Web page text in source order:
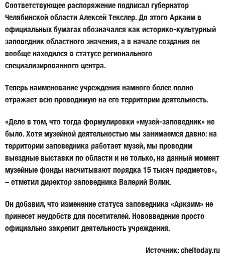
Соответствующее распоряжение подписал губернатор
Челябинской области Алексей Текслер. До этого Аркаим в
официальных бумагах обозначался как историко-культурный
заповедник областного значения, а в начале создания он
вообще находился в статусе регионального
специализированного центра.
Теперь наименование учреждения намного более полно
отражает всю проводимую на его территории деятельность.
«Дело в том, что тогда формулировки «музей-заповедник» не
было. Хотя музейной деятельностью мы занимаемся давно: на
территории заповедника работает музей, мы проводим
выездные выставки по области и не только, на данный момент
музейные фонды насчитывают порядка 15 тысяч предметов»,
– отметил директор заповедника Валерий Волик.
Он добавил, что изменение статуса заповедника «Аркаим» не
принесет неудобств для посетителей. Нововведение просто
официально закрепит деятельность учреждения.
Источник: cheltoday.ru